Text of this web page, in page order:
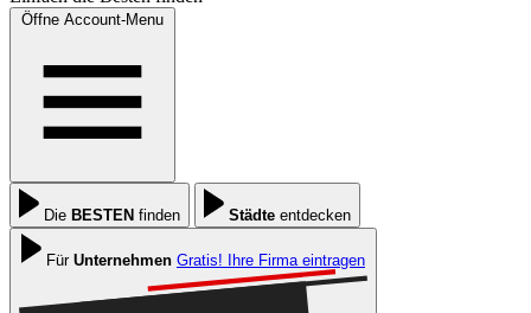
Öffne Account-Menu
Die BESTEN finden Städte entdecken
Für Unternehmen Gratis! Ihre Firma eintragen